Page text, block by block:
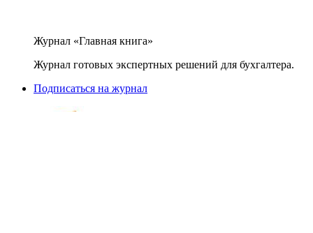
Журнал «Главная книга»
Журнал готовых экспертных решений для бухгалтера.
Подписаться на журнал